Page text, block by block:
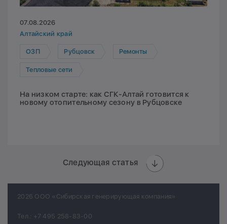
07.08.2026
Алтайский край
ОЗП Рубцовск Ремонты
Тепловые сети
На низком старте: как СГК-Алтай готовится к
новому отопительному сезону в Рубцовске
Следующая статья
2026 ООО «Сибирская генерирующая компания»
Тел.: +7 495 258-83-00